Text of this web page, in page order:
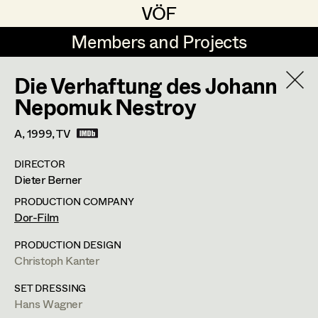
VÖF
VÖF
Members and Projects
Members and Projects
DE EN HOME
Suche
Art Department
Costume Department
Retired Members
Honorary Members
Sabine Koechert
Michaela Kovacs
Werner Otto
Herta Pischinger-Hareiter
Anna Reschl
Rudolf Schneider-Manns-Au
Herwig Schretter
Herwig Schretter
In Memoriam
PROFILE
Die Verhaftung des Johann
Nepomuk Nestroy
A,1999, TV
DIRECTOR
Dieter Berner
PRODUCTION COMPANY
Dor-Film
PRODUCTION DESIGN
Christoph Kanter
SET DRESSING
Hans Wagner